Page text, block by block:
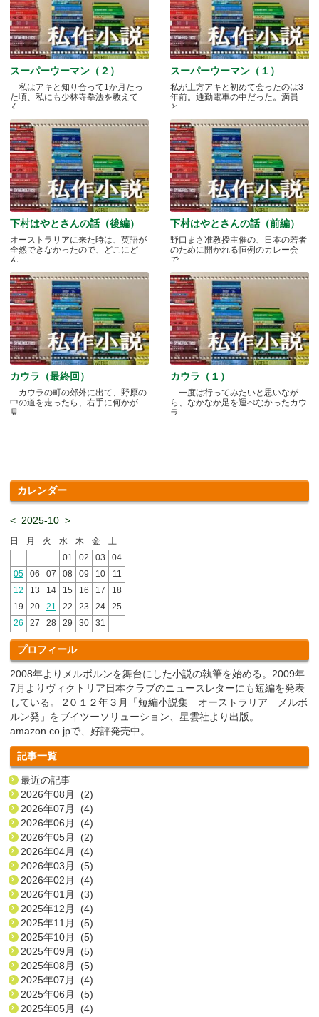
スーパーウーマン（２）
私はアキと知り合って1か月たっ
た頃、私にも少林寺拳法を教えて
く.....
スーパーウーマン（１）
私が土方アキと初めて会ったのは3
年前。通勤電車の中だった。満員
と.....
下村はやとさんの話（後編）
オーストラリアに来た時は、英語が
全然できなかったので、どこにど
ん.....
下村はやとさんの話（前編）
野口まさ准教授主催の、日本の若者
のために開かれる恒例のカレー会
で.....
カウラ（最終回）
カウラの町の郊外に出て、野原の
中の道を走ったら、右手に何かが
見.....
カウラ（１）
一度は行ってみたいと思いなが
ら、なかなか足を運べなかったカウ
ラ.....
カレンダー
< 2025-10 >
日 月 火 水 木 金
土
01
02 03
04
05
06 07 08 09 10
11
12
13 14 15 16 17
18
19
20 21 22 23 24
25
26
27 28 29 30 31
プロフィール
2008年よりメルボルンを舞台にした小説の執筆を始める。2009年
7月よりヴィクトリア日本クラブのニュースレターにも短編を発表
している。 2０１２年３月「短編小説集 オーストラリア メルボ
ルン発」をブイツーソリューション、星雲社より出版。
amazon.co.jpで、好評発売中。
記事一覧
最近の記事
2026年08月 (2)
2026年07月 (4)
2026年06月 (4)
2026年05月 (2)
2026年04月 (4)
2026年03月 (5)
2026年02月 (4)
2026年01月 (3)
2025年12月 (4)
2025年11月 (5)
2025年10月 (5)
2025年09月 (5)
2025年08月 (5)
2025年07月 (4)
2025年06月 (5)
2025年05月 (4)